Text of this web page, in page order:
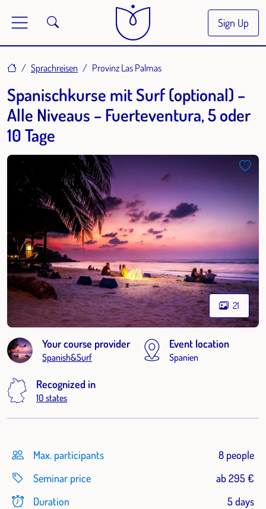
Sign Up
HomeSprachreisen Provinz Las Palmas
Spanischkurse mit Surf (optional) –
Alle Niveaus – Fuerteventura, 5 oder
10 Tage
21
Your course provider
Spanish&Surf
Event location
Spanien
Recognized in
10 states
Max. participants
8 people
Seminar price
ab 295 €
Duration
5 days